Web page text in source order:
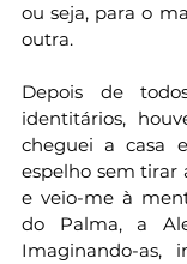
ou seja, para o
outra.
Depois de
identitários,
cheguei a casa
espelho sem tirar
e veio-me à
do Palma, a
Imaginando-as,